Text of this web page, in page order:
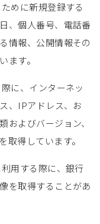
めに新規登録する
、個人番号、電話番
情報、公開情報その
ます。
に、インターネッ
、IPアドレス、お
およびバージョン、
取得しています。
用する際に、銀行
を取得することがあ